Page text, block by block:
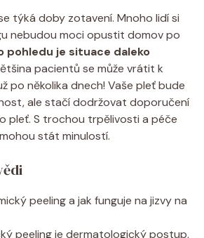
týká doby zotavení. Mnoho lidí si
nebudou moci opustit domov po
pohledu je situace daleko
pacientů se může vrátit k
po několika dnech! Vaše pleť bude
ale stačí dodržovat doporučení
pleť. S trochou trpělivosti a péče
stát minulostí.
peeling a jak funguje na jizvy na
peeling je dermatologický postup,